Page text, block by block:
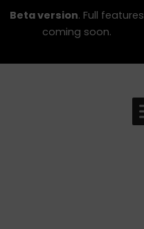
Beta version. Full features
coming soon.